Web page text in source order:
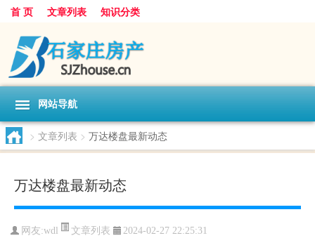
首 页 文章列表 知识分类
网站导航
> 文章列表 > 万达楼盘最新动态
万达楼盘最新动态
网友:wdl 文章列表 2024-02-27 22:25:31